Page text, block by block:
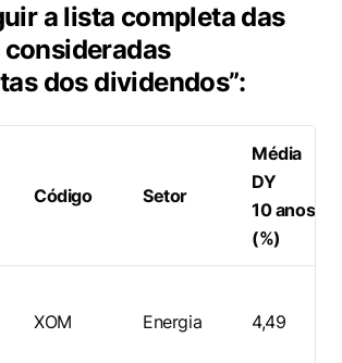
a lista completa das
dos dividendos”:
Código Setor
Média
DY
10 anos
(%)
XOM Energia 4,49